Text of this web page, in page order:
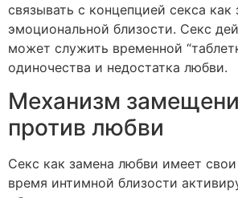
связывать с концепцией секса как
эмоциональной близости. Секс
может служить временной
одиночества и недостатка любви.
Механизм
против любви
Секс как замена любви имеет
время интимной близости